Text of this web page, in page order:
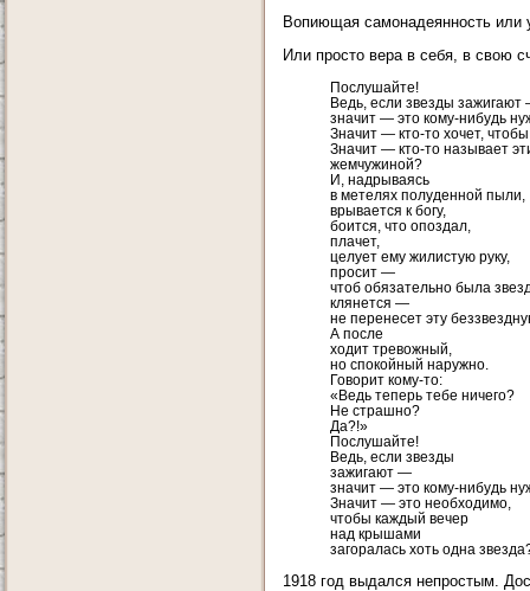
Вопиющая самонадеянность или
Или просто вера в себя, в свою
Послушайте!
Ведь, если звезды зажигают
значит — это кому-нибудь
Значит — кто-то хочет,
Значит — кто-то называет
жемчужиной?
И, надрываясь
в метелях полуденной пыли,
врывается к богу,
боится, что опоздал,
плачет,
целует ему жилистую руку,
просит —
чтоб обязательно была
клянется —
не перенесет эту
А после
ходит тревожный,
но спокойный наружно.
Говорит кому-то:
«Ведь теперь тебе ничего?
Не страшно?
Да?!»
Послушайте!
Ведь, если звезды
зажигают —
значит — это кому-нибудь
Значит — это необходимо,
чтобы каждый вечер
над крышами
загоралась хоть одна
1918 год выдался непростым.